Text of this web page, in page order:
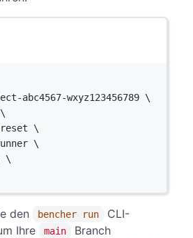
abc4567-wxyz123456789 \
\
\
\
\
den bencher run
CLI-
Ihre
main
Branch